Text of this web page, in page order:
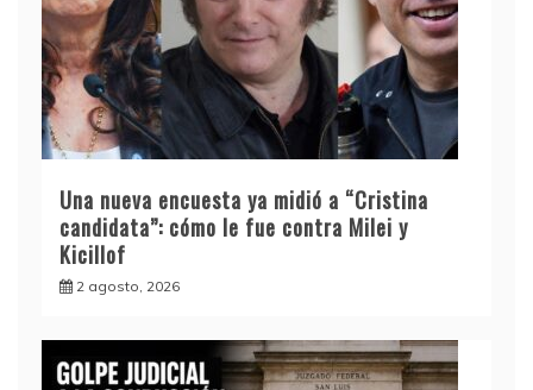
Una nueva encuesta ya midió a “Cristina
candidata”: cómo le fue contra Milei y
Kicillof
2 agosto, 2026